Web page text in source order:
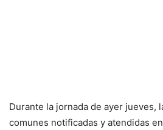
Durante la jornada de ayer jueves,
comunes notificadas y atendidas